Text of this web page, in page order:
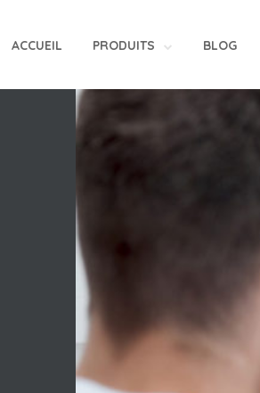
ACCUEIL PRODUITS BLOG